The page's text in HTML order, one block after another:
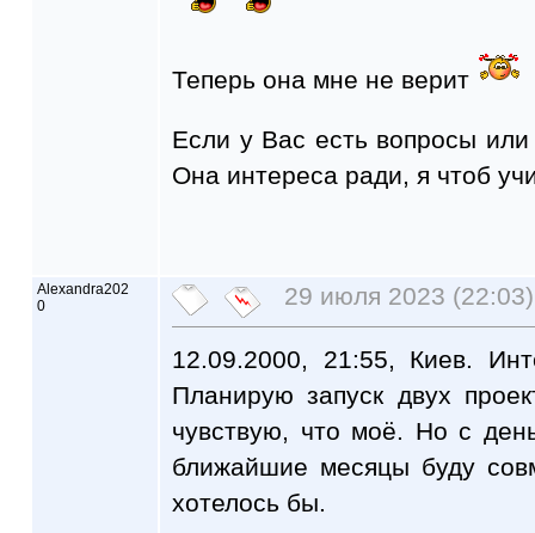
Теперь она мне не верит
Если у Вас есть вопросы
Она интереса ради, я чтоб
Alexandra202
0
29 июля 2023 (22:03)
12.09.2000, 21:55, Киев.
Планирую запуск двух
чувствую, что моё. Но с
ближайшие месяцы буду
хотелось бы.